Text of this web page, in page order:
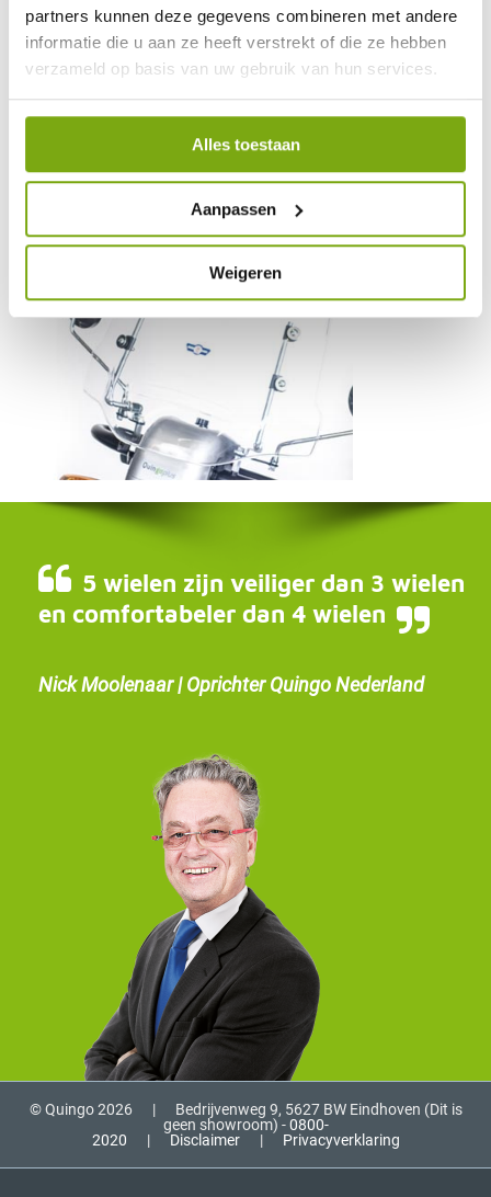
partners kunnen deze gegevens combineren met andere
informatie die u aan ze heeft verstrekt of die ze hebben
verzameld op basis van uw gebruik van hun services.
Alles toestaan
Aanpassen
Weigeren
5 wielen zijn veiliger dan 3 wielen
en comfortabeler dan 4 wielen
Nick Moolenaar | Oprichter Quingo Nederland
© Quingo 2026 |
Bedrijvenweg 9, 5627 BW Eindhoven (Dit is
geen showroom) -0800-
2020
| Disclaimer | Privacyverklaring